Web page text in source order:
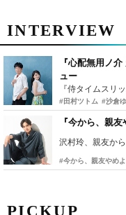
PICKUP
INTERVIEW
『心配無用ノ
ュー
#田村ツトム #沙倉
『今から、親
沢村玲、親友か
#今から、親友やめよ